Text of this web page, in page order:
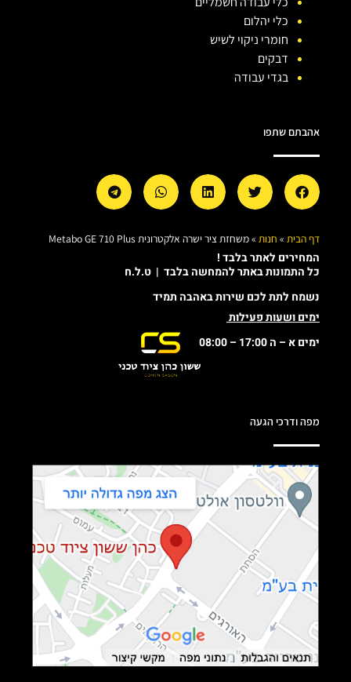
כלי יהלום
חומרי ניקוי לשיש
דבקים
בגדי עבודה
אהבתם שתפו
דף הבית » חנות »משחזת ציר ישרה אלקטרונית Metabo GE 710 Plus
המחירים לאתר בלבד !
כל התמונות באתר להמחשה בלבד | ט.ל.ח
נשמח לתת לכם שירות באהבה תמיד
ימים ושעות פעילות
ימים א – ה 17:00 – 08:00
מפה ודרכי הגעה